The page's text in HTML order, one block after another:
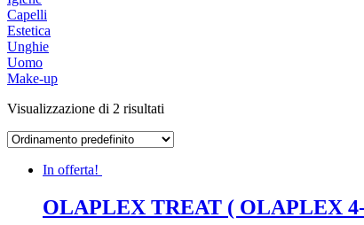
Capelli
Estetica
Unghie
Uomo
Make-up
Visualizzazione di 2 risultati
In offerta!
OLAPLEX TREAT ( OLAPLEX